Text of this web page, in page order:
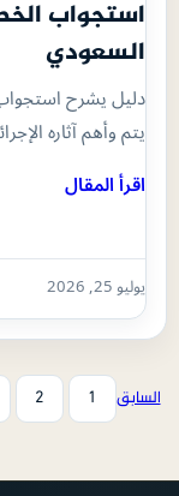
استجواب
السعودي
دليل يشرح
يتم وأهم آثاره
اقرأ المقال
يوليو 25, 2026
السابق 1
2